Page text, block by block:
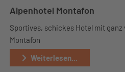
Alpenhotel Montafon
Sportives, schickes Hotel mit
Montafon
Weiterlesen...